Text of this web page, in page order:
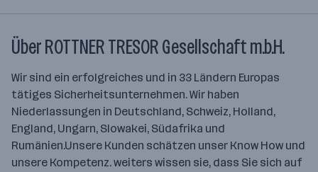
Über ROTTNER TRESOR Gesellschaft m.b.H.
Wir sind ein erfolgreiches und in 33 Ländern Europas
tätiges Sicherheitsunternehmen. Wir haben
Niederlassungen in Deutschland, Schweiz, Holland,
England, Ungarn, Slowakei, Südafrika und
Rumänien.Unsere Kunden schätzen unser Know How und
unsere Kompetenz. weiters wissen sie, dass Sie sich auf